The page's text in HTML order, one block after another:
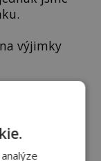
výjimky
A právě
jimi občas